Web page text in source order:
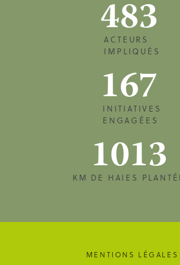
483
ACTEURS
IMPLIQUÉS
167
INITIATIVES
ENGAGÉES
1013
KM DE HAIES
MENTIONS LÉGALES